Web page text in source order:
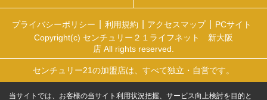
プライバシーポリシー 利用規約 アクセスマップ
PCサイト
Copyright(c) センチュリー２１ライフネット 新大阪
店 All rights reserved.
センチュリー21の加盟店は、すべて独立・自営です。
当サイトでは、お客様の当サイト利用状況把握、サービス向上検討を目的と